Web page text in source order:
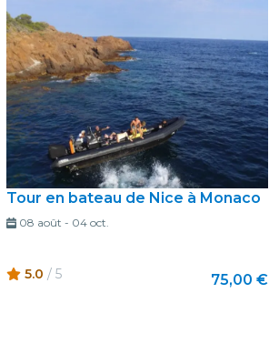
Tour en bateau de Nice à Monaco
08 août - 04 oct.
5.0 / 5 75,00 €